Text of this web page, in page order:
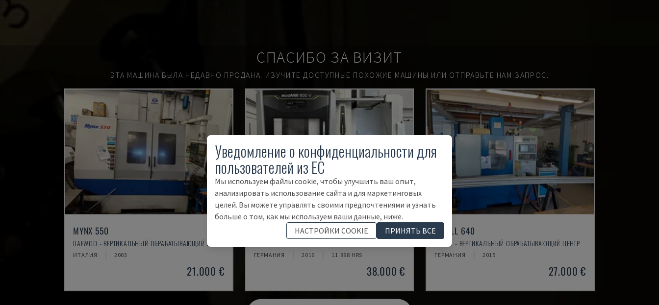
СПАСИБО ЗА ВИЗИТ
ЭТА МАШИНА БЫЛА НЕДАВНО ПРОДАНА. ИЗУЧИТЕ ДОСТУПНЫЕ ПОХОЖИЕ МАШИНЫ ИЛИ ОТПРАВЬТЕ НАМ ЗАПРОС.
MYNX 550
DAEWOO - ВЕРТИКАЛЬНЫЙ ОБРАБАТЫВАЮЩИЙ ЦЕНТР
ИТАЛИЯ 2003
21.000 €
ECOMILL 800 V
ГЕРМАНИЯ 2016 11.898 HRS
38.000 €
X-MILL 640
KNUTH - ВЕРТИКАЛЬНЫЙ ОБРАБАТЫВАЮЩИЙ ЦЕНТР
ГЕРМАНИЯ 2015
27.000 €
Уведомление о конфиденциальности для
пользователей из ЕС
Мы используем файлы cookie, чтобы улучшить ваш опыт,
анализировать использование сайта и для маркетинговых
целей. Вы можете управлять своими предпочтениями и узнать
больше о том, как мы используем ваши данные, ниже.
НАСТРОЙКИ COOKIE
ПРИНЯТЬ ВСЕ